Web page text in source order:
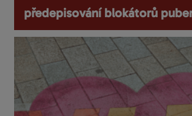
předepisování blokátorů